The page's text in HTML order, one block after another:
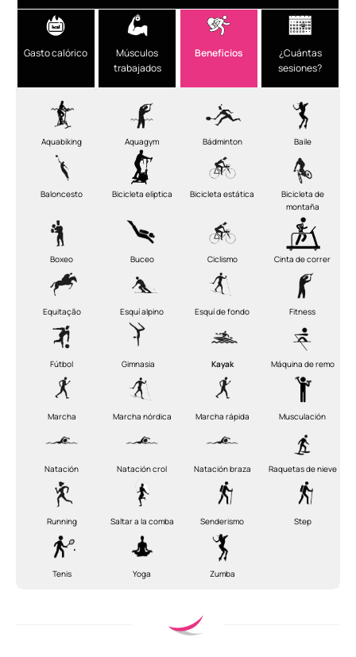
Gasto calórico
Músculos
trabajados
Beneficios
¿Cuántas
sesiones?
Aquabiking Aquagym Bádminton Baile
Baloncesto Bicicleta elíptica Bicicleta estática
Bicicleta de
montaña
Boxeo Buceo Ciclismo Cinta de correr
Equitação Esquí alpino Esquí de fondo Fitness
Fútbol Gimnasia Kayak Máquina de remo
Marcha Marcha nórdica Marcha rápida Musculación
Natación Natacióncrol Natación braza Raquetas de nieve
Running Saltar a la comba Senderismo Step
Tenis Yoga Zumba